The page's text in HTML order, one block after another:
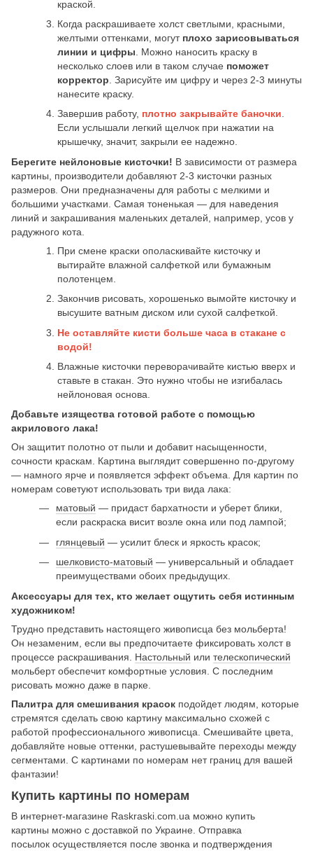
краской.
Когда раскрашиваете холст светлыми, красными,
желтыми оттенками, могут плохо зарисовываться
линии и цифры . Можно наносить краску в
несколько слоев или в таком случае поможет
корректор . Зарисуйте им цифру и через 2-3 минуты
нанесите краску.
Завершив работу, плотно закрывайте баночки.
Если услышали легкий щелчок при нажатии на
крышечку, значит, закрыли ее надежно.
Берегите нейлоновые кисточки! В зависимости от размера
картины, производители добавляют 2-3 кисточки разных
размеров. Они предназначены для работы с мелкими и
большими участками. Самая тоненькая — для наведения
линий и закрашивания маленьких деталей, например, усов у
радужного кота.
При смене краски ополаскивайте кисточку и
вытирайте влажной салфеткой или бумажным
полотенцем.
Закончив рисовать, хорошенько вымойте кисточку и
высушите ватным диском или сухой салфеткой.
Не оставляйте кисти больше часа в стакане с
водой!
Влажные кисточки переворачивайте кистью вверх и
ставьте в стакан. Это нужно чтобы не изгибалась
нейлоновая основа.
Добавьте изящества готовой работе с помощью
акрилового лака!
Он защитит полотно от пыли и добавит насыщенности,
сочности краскам. Картина выглядит совершенно по-другому
— намного ярче и появляется эффект объема. Для картин по
номерам советуют использовать три вида лака:
матовый — придаст бархатности и уберет блики,
если раскраска висит возле окна или под лампой;
глянцевый — усилит блеск и яркость красок;
шелковисто-матовый — универсальный и обладает
преимуществами обоих предыдущих.
Аксессуары для тех, кто желает ощутить себя истинным
художником!
Трудно представить настоящего живописца без мольберта!
Он незаменим, если вы предпочитаете фиксировать холст в
процессе раскрашивания. Настольный или телескопический
мольберт обеспечит комфортные условия. С последним
рисовать можно даже в парке.
Палитра для смешивания красок подойдет людям, которые
стремятся сделать свою картину максимально схожей с
работой профессионального живописца. Смешивайте цвета,
добавляйте новые оттенки, растушевывайте переходы между
сегментами. С картинами по номерам нет границ для вашей
фантазии!
Купить картины по номерам
В интернет-магазине Raskraski.com.ua можно купить
картины можно с доставкой по Украине. Отправка
посылок осуществляется после звонка и подтверждения